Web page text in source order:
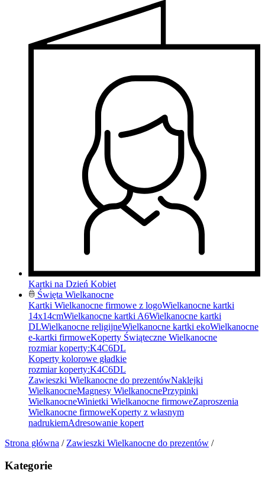
Kartki na Dzień Kobiet
Święta Wielkanocne
Kartki Wielkanocne firmowe z logoWielkanocne kartki
14x14cmWielkanocne kartki A6Wielkanocne kartki
DLWielkanocne religijneWielkanocne kartki ekoWielkanocne
e-kartki firmoweKoperty Świąteczne Wielkanocne
rozmiar koperty:K4C6DL
Koperty kolorowe gładkie
rozmiar koperty:K4C6DL
Zawieszki Wielkanocne do prezentówNaklejki
WielkanocneMagnesy WielkanocnePrzypinki
WielkanocneWinietki Wielkanocne firmoweZaproszenia
Wielkanocne firmoweKoperty z własnym
nadrukiemAdresowanie kopert
Strona główna / Zawieszki Wielkanocne do prezentów /
Kategorie